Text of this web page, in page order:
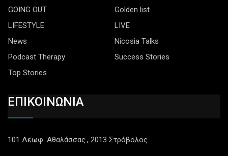
GOING OUT
Golden list
LIFESTYLE
LIVE
News
Nicosia Talks
Podcast Therapy
Success Stories
Top Stories
ΕΠΙΚΟΙΝΩΝΙΑ
101 Λεωφ. Αθαλάσσας., 2013 Στρόβολος